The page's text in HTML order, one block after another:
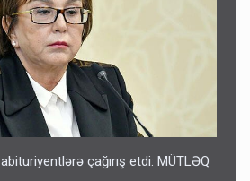
çağırış etdi: MÜTLƏQ